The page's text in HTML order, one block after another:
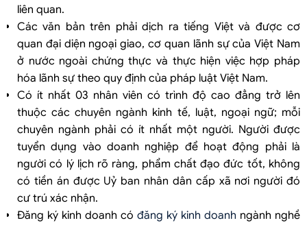
liên quan.
Các văn bản trên phải dịch ra tiếng Việt và được cơ
quan đại diện ngoại giao, cơ quan lãnh sự của Việt Nam
ở nước ngoài chứng thực và thực hiện việc hợp pháp
hóa lãnh sự theo quy định của pháp luật Việt Nam.
Có ít nhất 03 nhân viên có trình độ cao đẳng trở lên
thuộc các chuyên ngành kinh tế, luật, ngoại ngữ; mỗi
chuyên ngành phải có ít nhất một người. Người được
tuyển dụng vào doanh nghiệp để hoạt động phải là
người có lý lịch rõ ràng, phẩm chất đạo đức tốt, không
có tiền án được Uỷ ban nhân dân cấp xã nơi người đó
cư trú xác nhận.
Đăng ký kinh doanh có đăng ký kinh doanh ngành nghề